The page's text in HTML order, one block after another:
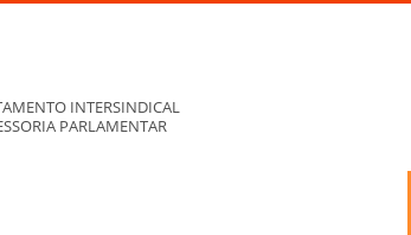
INTERSINDICAL
PARLAMENTAR